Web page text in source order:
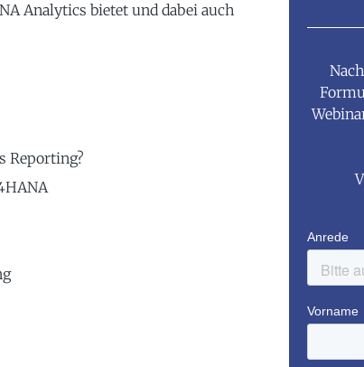
Analytics bietet und dabei auch
Reporting?